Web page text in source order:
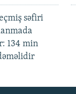
səfiri
134 min